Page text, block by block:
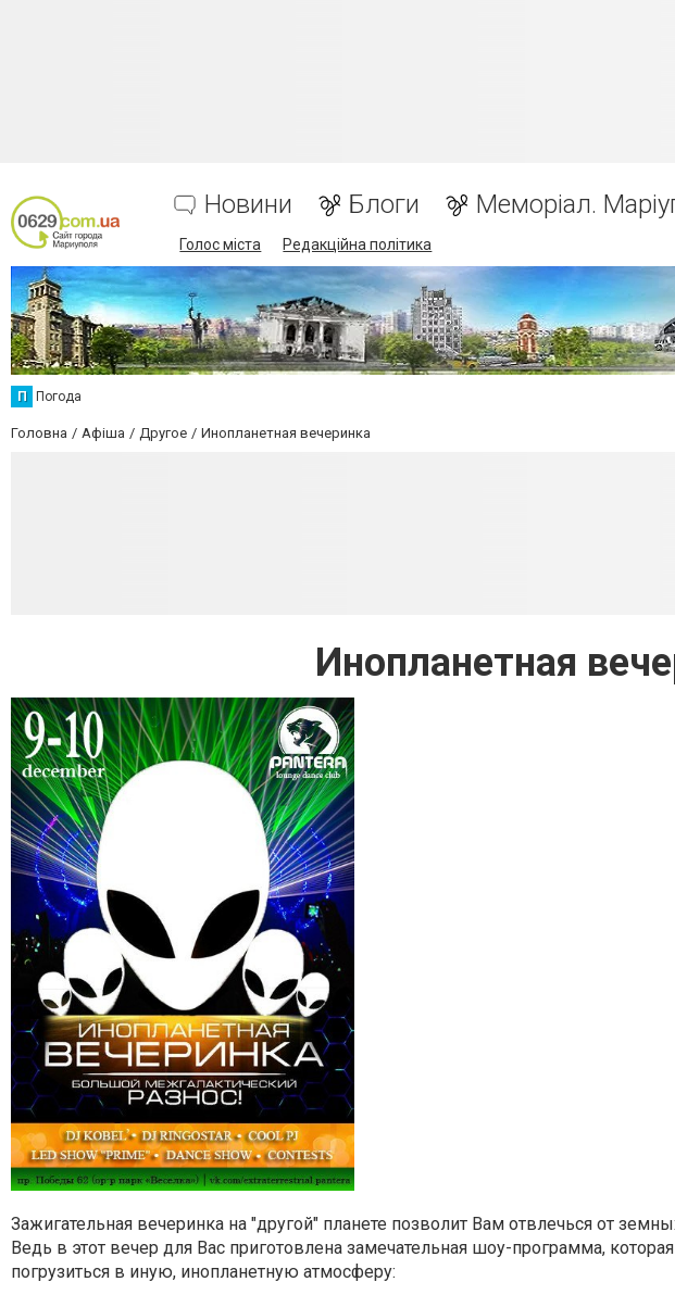
Новини Блоги Меморіал.
Голос міста Редакційна політика
П Погода
Головна Афіша Другое Инопланетная вечеринка
Инопланетная
Зажигательная вечеринка на "другой" планете позволит Вам отвлечься от
Ведь в этот вечер для Вас приготовлена замечательная шоу-программа,
погрузиться в иную, инопланетную атмосферу: